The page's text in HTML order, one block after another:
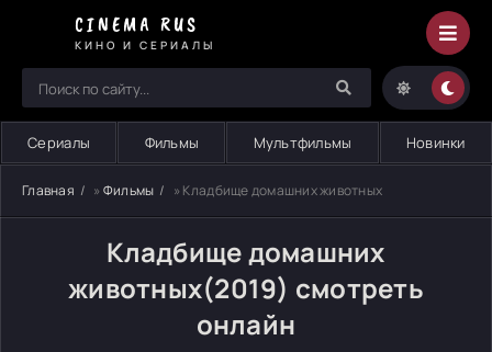
CINEMA RUS
КИНО И СЕРИАЛЫ
Сериалы Фильмы Мультфильмы Новинки
Главная » Фильмы » Кладбище домашних животных
Кладбище домашних
животных(2019) смотреть
онлайн